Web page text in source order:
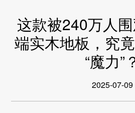
这款被240万人
端实木地板，究
“魔力”
2025-07-09